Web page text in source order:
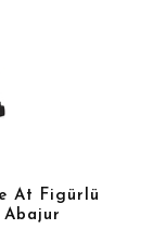
At Figürlü
Abajur